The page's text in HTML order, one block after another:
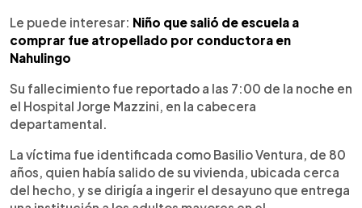
Le puede interesar: Niño que salió de escuela a
comprar fue atropellado por conductora en
Nahulingo
Su fallecimiento fue reportado a las 7:00 de la noche en
el Hospital Jorge Mazzini, en la cabecera
departamental.
La víctima fue identificada como Basilio Ventura, de 80
años, quien había salido de su vivienda, ubicada cerca
del hecho, y se dirigía a ingerir el desayuno que entrega